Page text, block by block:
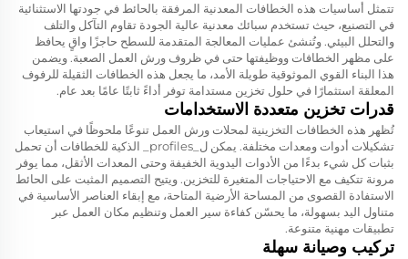
تتمثل أساسيات هذه الخطافات المعدنية المرفقة بالحائط في جودتها الاستثنائية
في التصنيع، حيث تستخدم سبائك معدنية عالية الجودة تقاوم التآكل والتلف
والتحلل البيئي. وتُنشئ عمليات المعالجة المتقدمة للسطح حاجزًا واقٍ يحافظ
على مظهر الخطافات ووظيفتها حتى في ظروف ورش العمل الصعبة. ويضمن
هذا البناء القوي الموثوقية طويلة الأمد، ما يجعل هذه الخطافات الثقيلة للرفوف
المعلقة استثمارًا في حلول تخزين مستدامة توفر أداءً ثابتًا عامًا بعد عام.
قدرات تخزين متعددة الاستخدامات
تُظهر هذه الخطافات التخزينية لمحلات ورش العمل تنوعًا ملحوظًا في استيعاب
تشكيلات أدوات ومعدات مختلفة. يمكن ل_profiles_ الذكية للخطافات أن تحمل
بثبات كل شيء بدءًا من الأدوات اليدوية الخفيفة وحتى المعدات الأثقل، مما يوفر
مرونة تتكيف مع الاحتياجات المتغيرة للتخزين. ويتيح التصميم المثبت على الحائط
الاستفادة القصوى من المساحة الأرضية المتاحة، مع إبقاء العناصر الأساسية في
متناول اليد بسهولة، ما يحسّن كفاءة سير العمل وتنظيم مكان العمل عبر
تطبيقات مهنية متنوعة.
تركيب وصيانة سهلة